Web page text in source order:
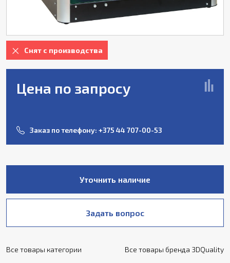
Снят с производства
Цена по запросу
Заказ по телефону: +375 44 707-00-53
Уточнить наличие
Задать вопрос
Все товары категории Все товары бренда 3DQuality